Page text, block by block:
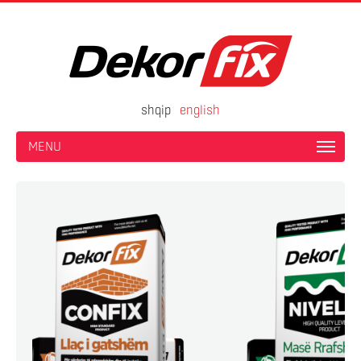
shqip english
MENU